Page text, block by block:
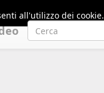
all'utilizzo dei cookie.